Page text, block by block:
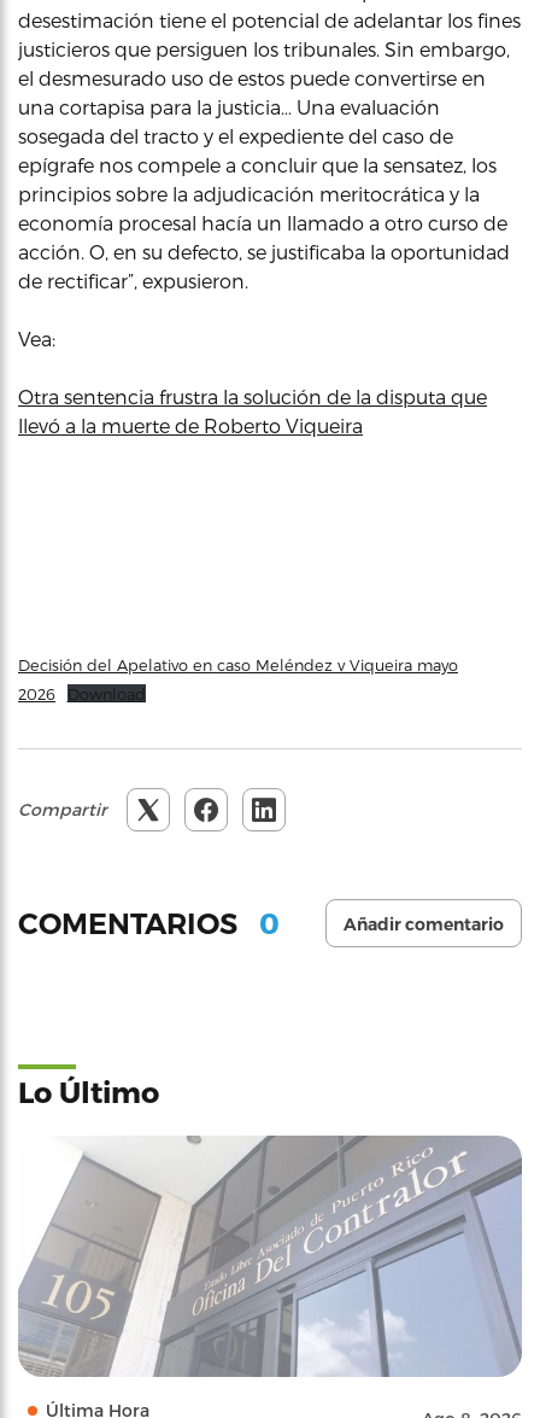
desestimación tiene el potencial de adelantar los fines
justicieros que persiguen los tribunales. Sin embargo,
el desmesurado uso de estos puede convertirse en
una cortapisa para la justicia… Una evaluación
sosegada del tracto y el expediente del caso de
epígrafe nos compele a concluir que la sensatez, los
principios sobre la adjudicación meritocrática y la
economía procesal hacía un llamado a otro curso de
acción. O, en su defecto, se justificaba la oportunidad
de rectificar”, expusieron.
Vea:
Otra sentencia frustra la solución de la disputa que
llevó a la muerte de Roberto Viqueira
Decisión del Apelativo en caso Meléndez v Viqueira mayo
2026
Download
Compartir
COMENTARIOS 0 Añadir comentario
Lo Último
Última Hora